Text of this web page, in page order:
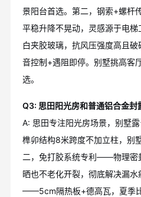
景阳台首选。第二，钢索+螺杆
平稳升降不晃动，灵感源于电
白夹胶玻璃，抗风压强度高且
音控制+遇阻即停。别墅挑高客
选。
Q3: 思田阳光房和普通铝合金封
A: 思田专注阳光房场景，别墅露
榫卯结构8米跨度不加立柱，别
二，免打胶系统专利——物理密
晒也不老化开裂，彻底解决漏
——5cm隔热板+德高瓦，夏季